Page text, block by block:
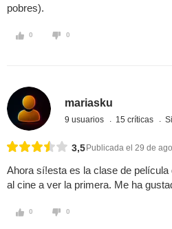
pobres).
0 0
mariasku
9 usuarios 15 críticas
3,5 Publicada el 29 de
Ahora sí!esta es la clase de
al cine a ver la primera. Me ha
0 0